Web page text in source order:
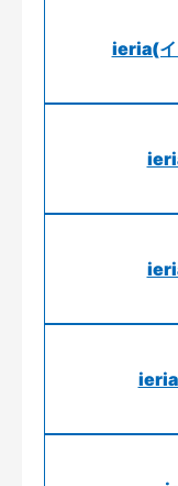
ieria(イ